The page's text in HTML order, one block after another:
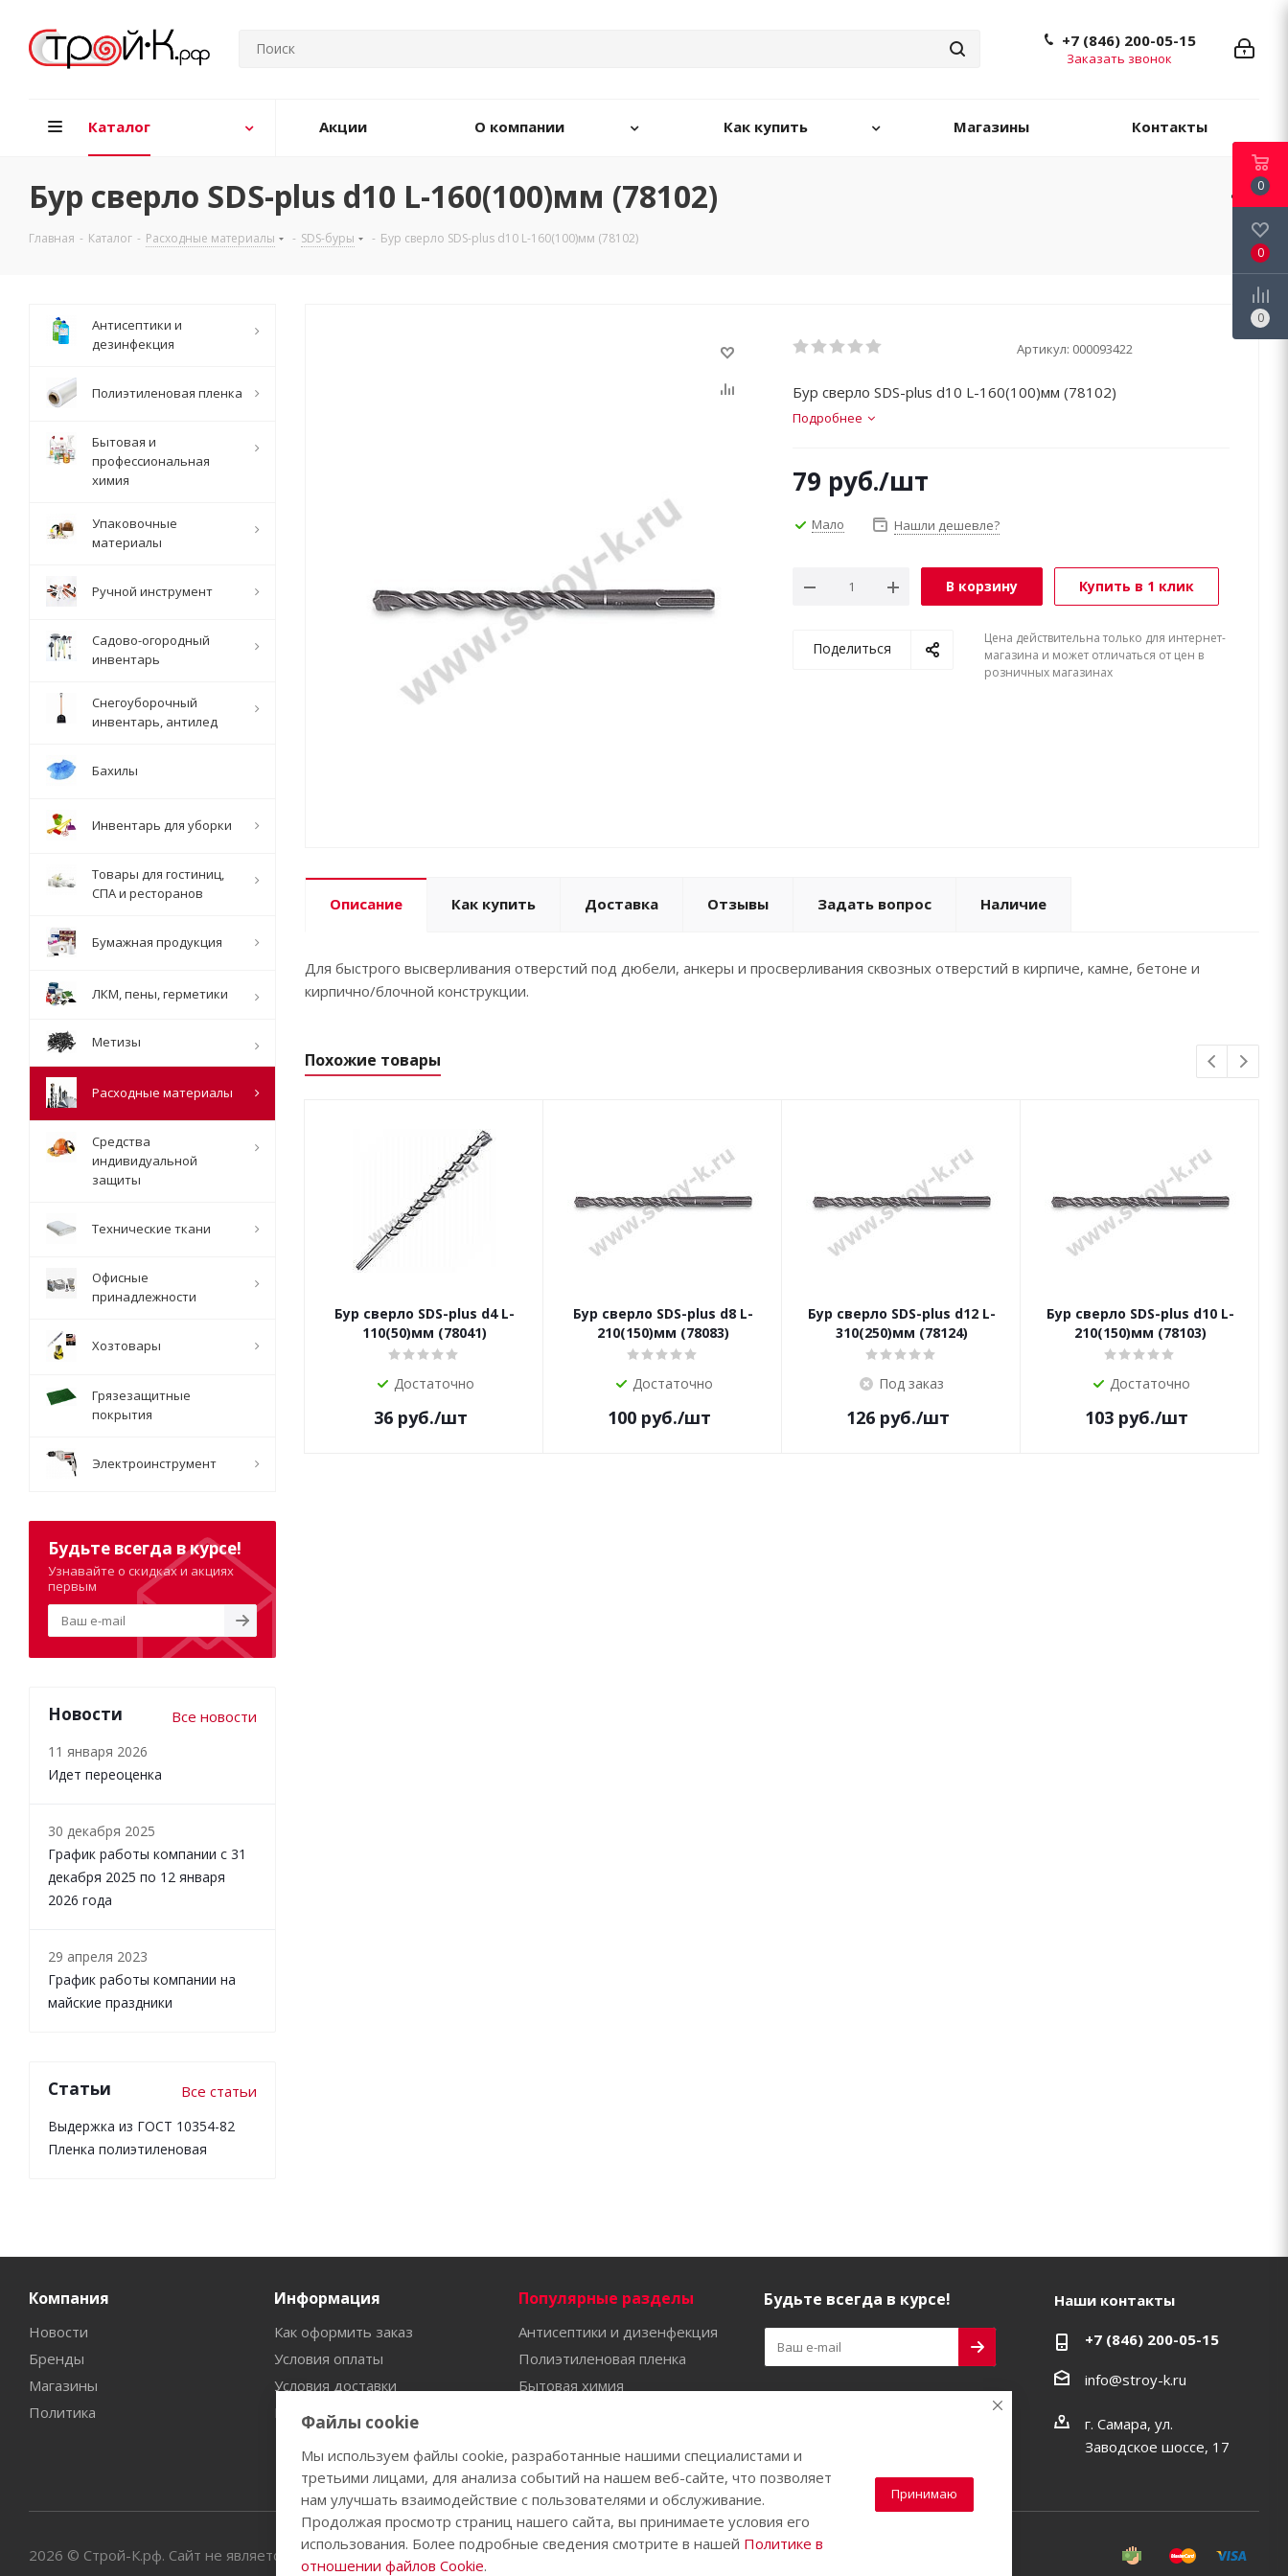
+7 (846) 200-05-15
Заказать звонок
Каталог Акции О компании Как купить Магазины Контакты
Бур сверло SDS-plus d10 L-160(100)мм (78102)
Главная - Каталог - Расходные материалы - SDS-буры - Бур сверло SDS-plus d10 L-160(100)мм (78102)
Артикул: 000093422
Бур сверло SDS-plus d10 L-160(100)мм (78102)
Подробнее
79 руб./шт
Мало Нашли дешевле?
В корзину Купить в 1 клик
Поделиться
Цена действительна только для интернет-
магазина и может отличаться от цен в
розничных магазинах
Описание Как купить Доставка Отзывы Задать вопрос Наличие
Для быстрого высверливания отверстий под дюбели, анкеры и просверливания сквозных отверстий в кирпиче, камне, бетоне и
кирпично/блочной конструкции.
Похожие товары
Бур сверло SDS-plus d4 L-
110(50)мм (78041)
Достаточно
36 руб./шт
Бур сверло SDS-plus d8 L-
210(150)мм (78083)
Достаточно
100 руб./шт
Бур сверло SDS-plus d12 L-
310(250)мм (78124)
Под заказ
126 руб./шт
Бур сверло SDS-plus d10 L-
210(150)мм (78103)
Достаточно
103 руб./шт
Антисептики и
дезинфекция
Полиэтиленовая пленка
Бытовая и
профессиональная
химия
Упаковочные
материалы
Ручной инструмент
Садово-огородный
инвентарь
Снегоуборочный
инвентарь, антилед
Бахилы
Инвентарь для уборки
Товары для гостиниц,
СПА и ресторанов
Бумажная продукция
ЛКМ, пены, герметики
Метизы
Расходные материалы
Средства
индивидуальной
защиты
Технические ткани
Офисные
принадлежности
Хозтовары
Грязезащитные
покрытия
Электроинструмент
Будьте всегда в курсе!
Узнавайте о скидках и акциях
первым
Новости Все новости
11 января 2026
Идет переоценка
30 декабря 2025
График работы компании с 31
декабря 2025 по 12 января
2026 года
29 апреля 2023
График работы компании на
майские праздники
Статьи Все статьи
Выдержка из ГОСТ 10354-82
Пленка полиэтиленовая
Компания
Новости
Бренды
Магазины
Политика
Информация
Как оформить заказ
Условия оплаты
Условия доставки
Гарантия на товар
Популярные разделы
Антисептики и дизенфекция
Полиэтиленовая пленка
Бытовая химия
Бахилы
Будьте всегда в курсе! Наши контакты
+7 (846) 200-05-15
info@stroy-k.ru
г. Самара, ул.
Заводское шоссе, 17
2026 © Строй-К.рф. Сайт не является публичной офертой.
0
0
0
Файлы cookie
Мы используем файлы cookie, разработанные нашими специалистами и
третьими лицами, для анализа событий на нашем веб-сайте, что позволяет
нам улучшать взаимодействие с пользователями и обслуживание.
Продолжая просмотр страниц нашего сайта, вы принимаете условия его
использования. Более подробные сведения смотрите в нашей Политике в
отношении файлов Cookie.
Принимаю